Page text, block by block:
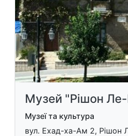
Музей "Рішон Ле-
Музеї та культура
вул. Ехад-ха-Ам 2, Рішон